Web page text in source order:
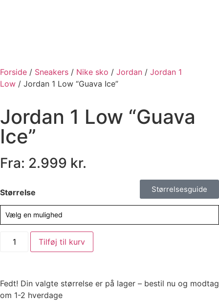
Forside / Sneakers / Nike sko / Jordan / Jordan 1
Low / Jordan 1 Low “Guava Ice”
Jordan 1 Low “Guava
Ice”
Fra: 2.999 kr.
Størrelsesguide
Størrelse
Vælg en mulighed
Tilføj til kurv
Fedt! Din valgte størrelse er på lager – bestil nu og modtag
om 1-2 hverdage